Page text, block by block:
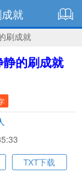
就
刷成就
的刷成就
TXT下载